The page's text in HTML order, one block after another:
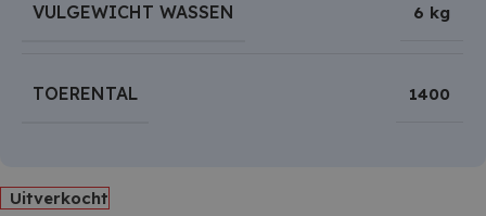
VULGEWICHT WASSEN 6 kg
TOERENTAL 1400
Uitverkocht